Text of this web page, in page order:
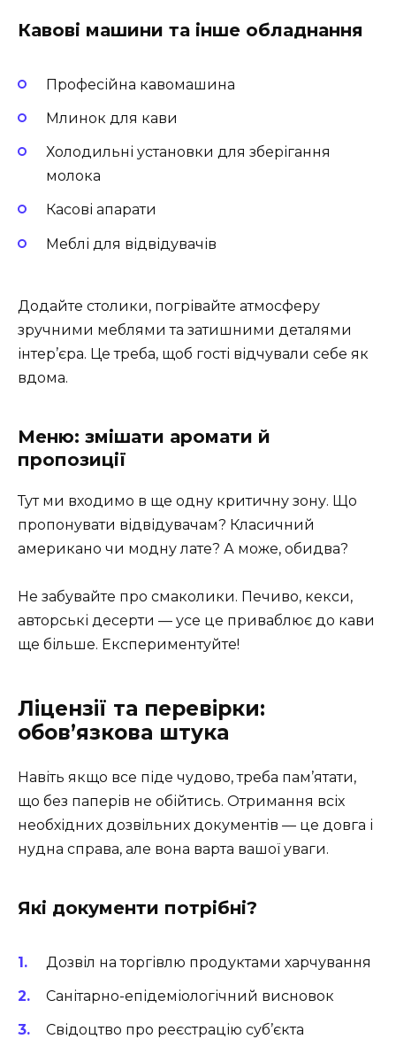
Кавові машини та інше обладнання
Професійна кавомашина
Млинок для кави
Холодильні установки для зберігання
молока
Касові апарати
Меблі для відвідувачів
Додайте столики, погрівайте атмосферу
зручними меблями та затишними деталями
інтер’єра. Це треба, щоб гості відчували себе як
вдома.
Меню: змішати аромати й
пропозиції
Тут ми входимо в ще одну критичну зону. Що
пропонувати відвідувачам? Класичний
американо чи модну лате? А може, обидва?
Не забувайте про смаколики. Печиво, кекси,
авторські десерти — усе це приваблює до кави
ще більше. Експериментуйте!
Ліцензії та перевірки:
обов’язкова штука
Навіть якщо все піде чудово, треба пам’ятати,
що без паперів не обійтись. Отримання всіх
необхідних дозвільних документів — це довга і
нудна справа, але вона варта вашої уваги.
Які документи потрібні?
Дозвіл на торгівлю продуктами харчування
Санітарно-епідеміологічний висновок
Свідоцтво про реєстрацію суб’єкта